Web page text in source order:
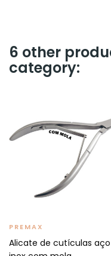
6 other
category:
PREMAX
Alicate de cutículas aço